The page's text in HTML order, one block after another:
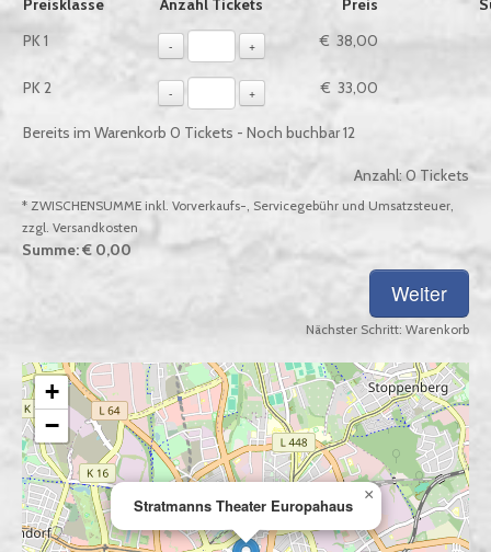
Preisklasse Anzahl Tickets Preis
PK 1
- + € 38,00
PK 2 - + € 33,00
Bereits im Warenkorb 0 Tickets - Noch buchbar12
Anzahl:0 Tickets
* ZWISCHENSUMME inkl. Vorverkaufs-, Servicegebühr und Umsatzsteuer,
zzgl. Versandkosten
Summe:€ 0,00
Nächster Schritt: Warenkorb
Stratmanns Theater Europahaus
×
+
−